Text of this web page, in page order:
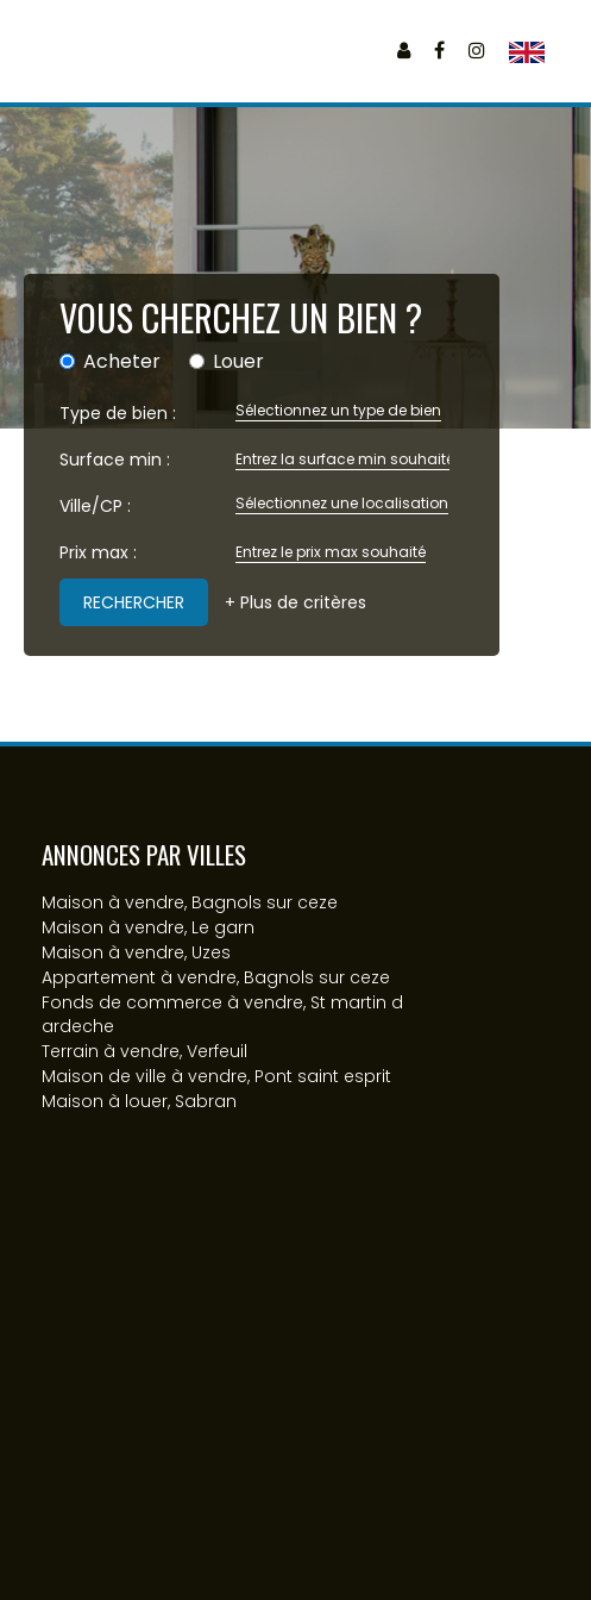
VOUS CHERCHEZ UN BIEN ?
Acheter Louer
Type de bien : Sélectionnez un type de bien
Surface min :
Ville/CP :
Sélectionnez une localisation
Prix max :
+ Plus de critères
ANNONCES PAR VILLES
Maison à vendre, Bagnols sur ceze
Maison à vendre, Le garn
Maison à vendre, Uzes
Appartement à vendre, Bagnols sur ceze
Fonds de commerce à vendre, St martin d
ardeche
Terrain à vendre, Verfeuil
Maison de ville à vendre, Pont saint esprit
Maison à louer, Sabran